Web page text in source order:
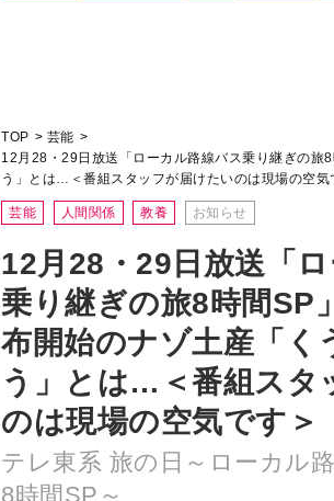
12月28・29日放送「
乗り継ぎの旅8時間SP
布開始のナゾ土産「く
う」とは…＜番組スタ
のは現場の空気です＞
テレ東系 旅の日～ローカル
8時間SP～
「婦人公論.jp」編集部